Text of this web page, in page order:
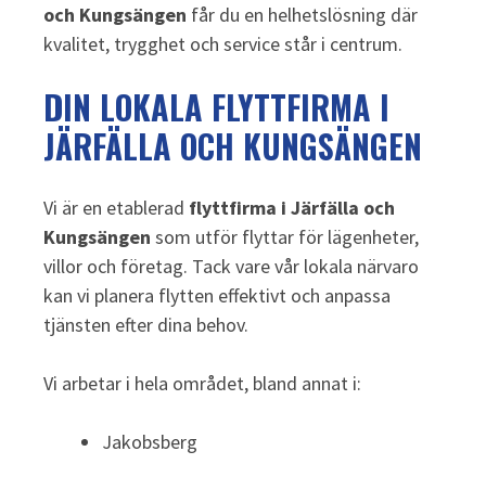
och Kungsängen får du en helhetslösning där
kvalitet, trygghet och service står i centrum.
DIN LOKALA FLYTTFIRMA I
JÄRFÄLLA OCH KUNGSÄNGEN
Vi är en etablerad flyttfirma i Järfälla och
Kungsängen som utför flyttar för lägenheter,
villor och företag. Tack vare vår lokala närvaro
kan vi planera flytten effektivt och anpassa
tjänsten efter dina behov.
Vi arbetar i hela området, bland annat i:
Jakobsberg